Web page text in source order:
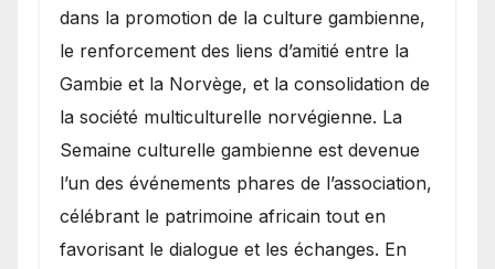
dans la promotion de la culture gambienne,
le renforcement des liens d’amitié entre la
Gambie et la Norvège, et la consolidation de
la société multiculturelle norvégienne. La
Semaine culturelle gambienne est devenue
l’un des événements phares de l’association,
célébrant le patrimoine africain tout en
favorisant le dialogue et les échanges. En